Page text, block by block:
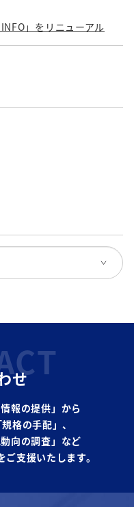
」をリニューアル
せ
報の提供」から
規格の手配」、
向の調査」など
支援いたします。